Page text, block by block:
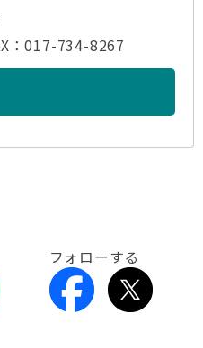
017-734-8267
フォローする